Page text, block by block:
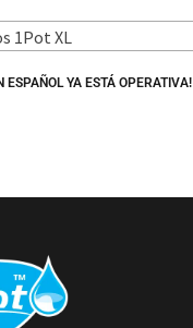
1Pot XL
ESPAÑOL YA ESTÁ OPERATIVA!